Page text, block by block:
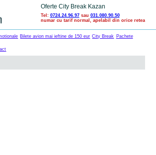
Oferte City Break Kazan
Tel: 0724.24.96.97sau 031.080.90.50
numar cu tarif normal, apelabil din orice retea
Bilete avion mai ieftine de 150 eur City Break Pachete